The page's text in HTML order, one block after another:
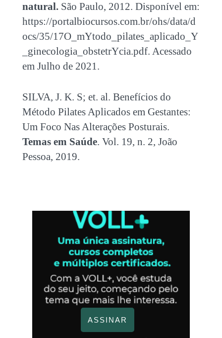
natural.São Paulo, 2012. Disponível em:
https://portalbiocursos.com.br/ohs/data/d
ocs/35/17O_mYtodo_pilates_aplicado_Y
_ginecologia_obstetrYcia.pdf. Acessado
em Julho de 2021.
SILVA, J. K. S; et. al. Benefícios do
Método Pilates Aplicados em Gestantes:
Um Foco Nas Alterações Posturais.
Temas em Saúde. Vol. 19, n. 2, João
Pessoa, 2019.
ASSINAR